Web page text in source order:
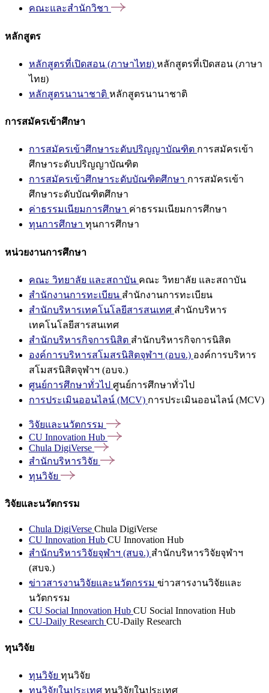
คณะและสำนักวิชา
หลักสูตร
หลักสูตรที่เปิดสอน (ภาษาไทย) หลักสูตรที่เปิดสอน (ภาษา
ไทย)
หลักสูตรนานาชาติ หลักสูตรนานาชาติ
การสมัครเข้าศึกษา
การสมัครเข้าศึกษาระดับปริญญาบัณฑิต การสมัครเข้า
ศึกษาระดับปริญญาบัณฑิต
การสมัครเข้าศึกษาระดับบัณฑิตศึกษา การสมัครเข้า
ศึกษาระดับบัณฑิตศึกษา
ค่าธรรมเนียมการศึกษา ค่าธรรมเนียมการศึกษา
ทุนการศึกษา ทุนการศึกษา
หน่วยงานการศึกษา
คณะ วิทยาลัย และสถาบัน คณะ วิทยาลัย และสถาบัน
สำนักงานการทะเบียน สำนักงานการทะเบียน
สำนักบริหารเทคโนโลยีสารสนเทศ สำนักบริหาร
เทคโนโลยีสารสนเทศ
สำนักบริหารกิจการนิสิต สำนักบริหารกิจการนิสิต
องค์การบริหารสโมสรนิสิตจุฬาฯ (อบจ.) องค์การบริหาร
สโมสรนิสิตจุฬาฯ (อบจ.)
ศูนย์การศึกษาทั่วไป ศูนย์การศึกษาทั่วไป
การประเมินออนไลน์ (MCV) การประเมินออนไลน์ (MCV)
วิจัยและนวัตกรรม
CU Innovation Hub
Chula DigiVerse
สำนักบริหารวิจัย
ทุนวิจัย
วิจัยและนวัตกรรม
Chula DigiVerse Chula DigiVerse
CU Innovation Hub CU Innovation Hub
สำนักบริหารวิจัยจุฬาฯ (สบจ.) สำนักบริหารวิจัยจุฬาฯ
(สบจ.)
ข่าวสารงานวิจัยและนวัตกรรม ข่าวสารงานวิจัยและ
นวัตกรรม
CU Social Innovation Hub CU Social Innovation Hub
CU-Daily Research CU-Daily Research
ทุนวิจัย
ทุนวิจัย ทุนวิจัย
ทุนวิจัยในประเทศ ทุนวิจัยในประเทศ